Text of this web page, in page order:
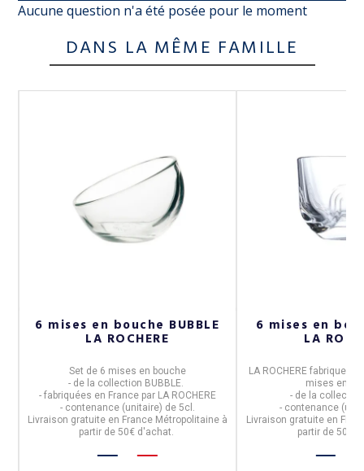
Aucune question n'a été posée pour le moment
DANS LA MÊME FAMILLE
6 mises en bouche BUBBLE
LA ROCHERE
Set de 6 mises en bouche
- de la collection BUBBLE.
- fabriquées en Francepar LA ROCHERE
- contenance (unitaire) de 5cl.
Livraison gratuite en France Métropolitaine à
partir de 50€ d'achat.
6 mises en
LA
LA ROCHERE fabrique en
mises en
- de la
- contenance
Livraison gratuite en
partir de 50€